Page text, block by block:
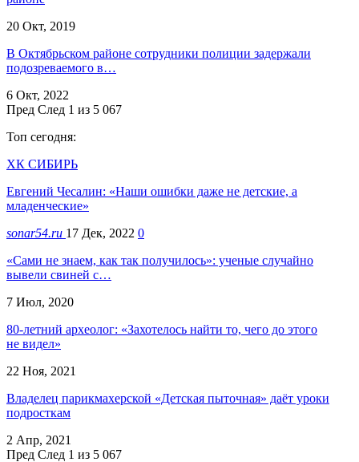
20 Окт, 2019
В Октябрьском районе сотрудники полиции задержали
подозреваемого в…
6 Окт, 2022
Пред След 1 из 5 067
Топ сегодня:
ХК СИБИРЬ
Евгений Чесалин: «Наши ошибки даже не детские, а
младенческие»
sonar54.ru 17 Дек, 2022 0
«Сами не знаем, как так получилось»: ученые случайно
вывели свиней с…
7 Июл, 2020
80-летний археолог: «Захотелось найти то, чего до этого
не видел»
22 Ноя, 2021
Владелец парикмахерской «Детская пыточная» даёт уроки
подросткам
2 Апр, 2021
Пред След 1 из 5 067